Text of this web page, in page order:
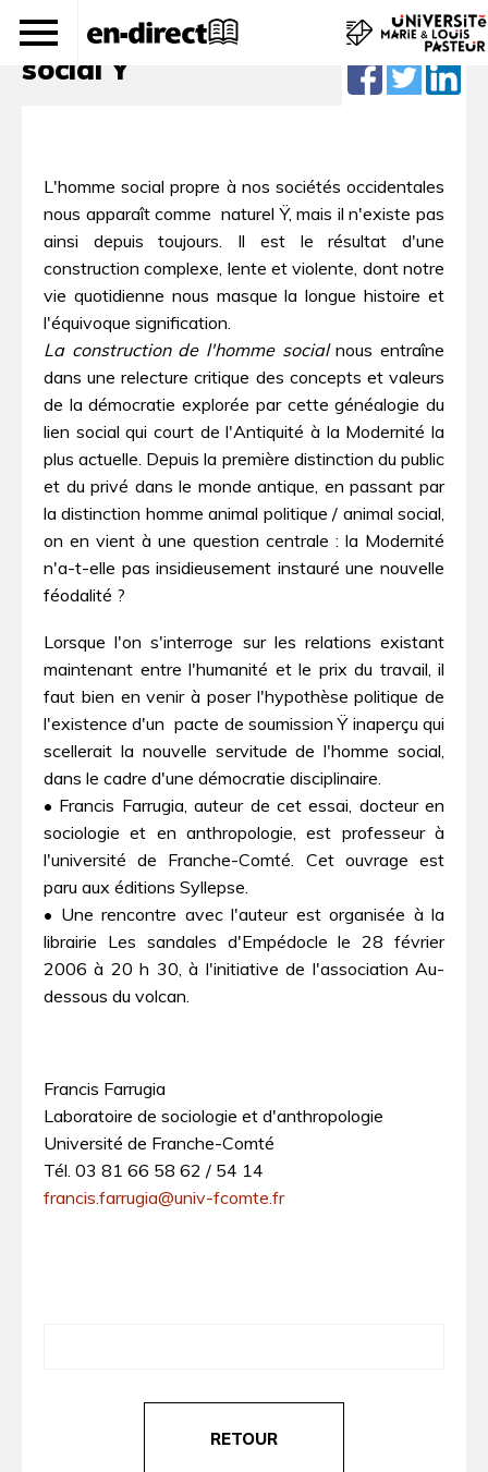
 La construction de l'homme
social Ÿ
L'homme social propre à nos sociétés occidentales
nous apparaît comme  naturel Ÿ, mais il n'existe pas
ainsi depuis toujours. Il est le résultat d'une
construction complexe, lente et violente, dont notre
vie quotidienne nous masque la longue histoire et
l'équivoque signification.
La construction de l'homme socialnous entraîne
dans une relecture critique des concepts et valeurs
de la démocratie explorée par cette généalogie du
lien social qui court de l'Antiquité à la Modernité la
plus actuelle. Depuis la première distinction du public
et du privé dans le monde antique, en passant par
la distinction homme animal politique / animal social,
on en vient à une question centrale : la Modernité
n'a-t-elle pas insidieusement instauré une nouvelle
féodalité ?
Lorsque l'on s'interroge sur les relations existant
maintenant entre l'humanité et le prix du travail, il
faut bien en venir à poser l'hypothèse politique de
l'existence d'un  pacte de soumission Ÿ inaperçu qui
scellerait la nouvelle servitude de l'homme social,
dans le cadre d'une démocratie disciplinaire.
• Francis Farrugia, auteur de cet essai, docteur en
sociologie et en anthropologie, est professeur à
l'université de Franche-Comté. Cet ouvrage est
paru aux éditions Syllepse.
• Une rencontre avec l'auteur est organisée à la
librairie Les sandales d'Empédocle le 28 février
2006 à 20 h 30, à l'initiative de l'association Au-
dessous du volcan.
Francis Farrugia
Laboratoire de sociologie et d'anthropologie
Université de Franche-Comté
Tél. 03 81 66 58 62 / 54 14
francis.farrugia@univ-fcomte.fr
RETOUR